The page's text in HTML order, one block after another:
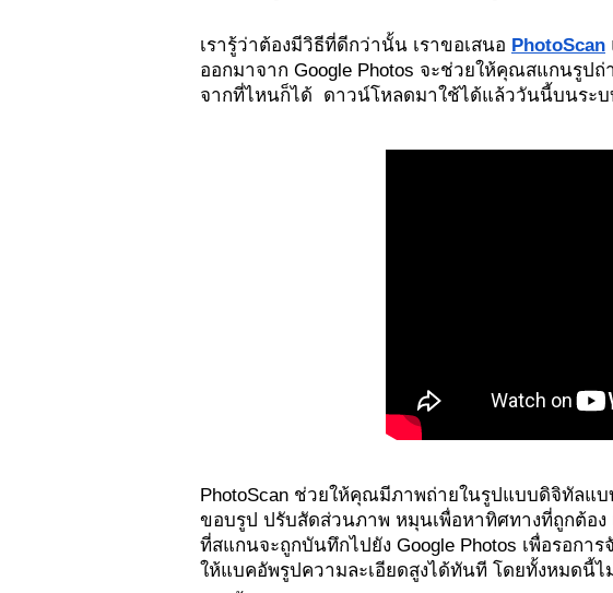
เรารู้ว่าต้องมีวิธีที่ดีกว่านั้น เราขอเสนอ PhotoScan
ออกมาจาก Google Photos จะช่วยให้คุณสแกนรูป
จากที่ไหนก็ได้  ดาวน์โหลดมาใช้ได้แล้ววันนี้บนระ
PhotoScan ช่วยให้คุณมีภาพถ่ายในรูปแบบดิจิทัลแ
ขอบรูป ปรับสัดส่วนภาพ หมุนเพื่อหาทิศทางที่ถูกต้อ
ที่สแกนจะถูกบันทึกไปยัง Google Photos เพื่อรอกา
ให้แบคอัพรูปความละเอียดสูงได้ทันที โดยทั้งหมดนี้ไ